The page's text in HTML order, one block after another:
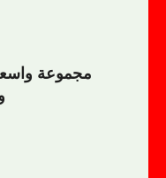
مجموعة
مجموعة
نقدم مجموعة واسعة